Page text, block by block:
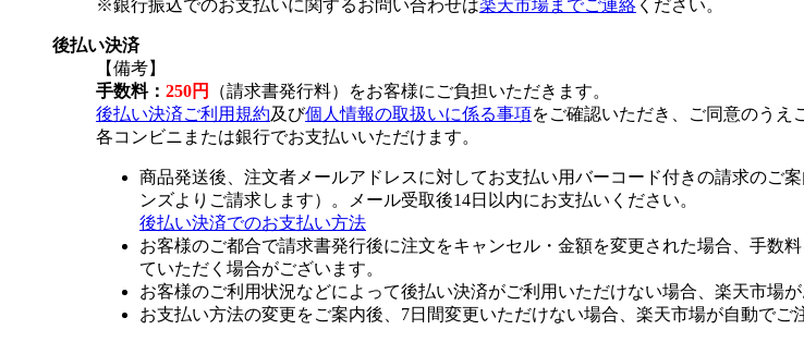
※銀行振込でのお支払いに関するお問い合わせは楽天市場までご連絡 ください。
後払い決済
【備考】
手数料： 250円
（請求書発行料）をお客様にご負担いただきます。
後払い決済ご利用規約及び個人情報の取扱いに係る事項をご確認いただき、ご同意のうえ
各コンビニまたは銀行でお支払いいただけます。
商品発送後、注文者メールアドレスに対してお支払い用バーコード付きの請求のご
ンズよりご請求します）。メール受取後14日以内にお支払いください。
後払い決済でのお支払い方法
お客様のご都合で請求書発行後に注文をキャンセル・金額を変更された場合、手数
ていただく場合がございます。
お客様のご利用状況などによって後払い決済がご利用いただけない場合、楽天市場
お支払い方法の変更をご案内後、7日間変更いただけない場合、楽天市場が自動でご